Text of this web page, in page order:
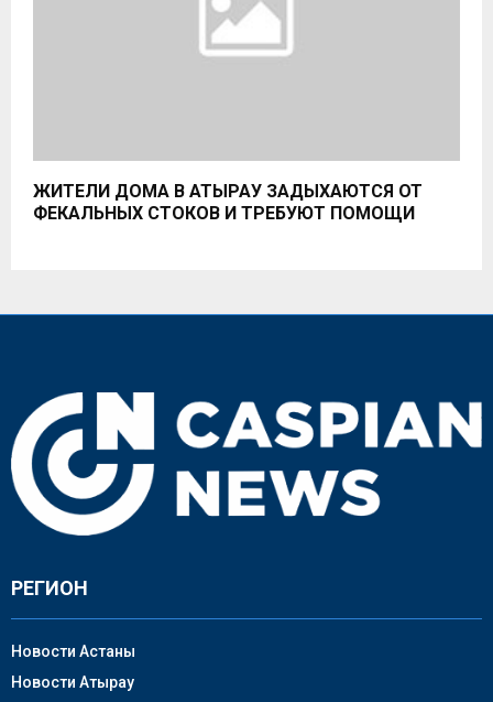
ЖИТЕЛИ ДОМА В АТЫРАУ ЗАДЫХАЮТСЯ ОТ
ФЕКАЛЬНЫХ СТОКОВ И ТРЕБУЮТ ПОМОЩИ
РЕГИОН
Новости Астаны
Новости Атырау